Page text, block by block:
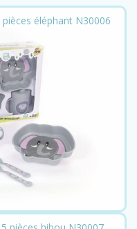
éléphant N30006